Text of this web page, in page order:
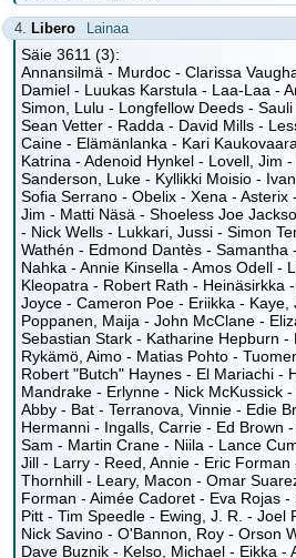
4. Libero Lainaa
Säie 3611 (3):
Annansilmä - Murdoc - Clarissa
Damiel - Luukas Karstula - Laa-Laa -
Simon, Lulu - Longfellow Deeds -
Sean Vetter - Radda - David Mills -
Caine - Elämänlanka - Kari
Katrina - Adenoid Hynkel - Lovell, Jim
Sanderson, Luke - Kyllikki Moisio -
Sofia Serrano - Obelix - Xena - Asterix
Jim - Matti Näsä - Shoeless Joe
- Nick Wells - Lukkari, Jussi - Simon
Wathén - Edmond Dantès - Samantha
Nahka - Annie Kinsella - Amos Odell -
Kleopatra - Robert Rath - Heinäsirkka
Joyce - Cameron Poe - Eriikka - Kaye,
Poppanen, Maija - John McClane -
Sebastian Stark - Katharine Hepburn -
Rykämö, Aimo - Matias Pohto -
Robert "Butch" Haynes - El Mariachi -
Mandrake - Erlynne - Nick McKussick
Abby - Bat - Terranova, Vinnie - Edie
Hermanni - Ingalls, Carrie - Ed Brown -
Sam - Martin Crane - Niila - Lance
Jill - Larry - Reed, Annie - Eric Forman
Thornhill - Leary, Macon - Omar
Forman - Aimée Cadoret - Eva Rojas
Pitt - Tim Speedle - Ewing, J. R. - Joel
Nick Savino - O'Bannon, Roy - Orson
Dave Buznik - Kelso, Michael - Eikka -